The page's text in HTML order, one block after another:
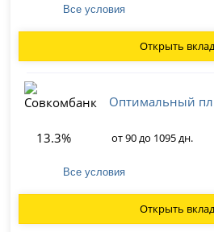
Все условия
Открыть вклад
Оптимальный
13.3% от 90 до 1095 дн.
Все условия
Открыть вклад